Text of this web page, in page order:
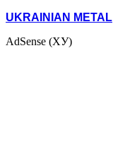
UKRAINIAN METAL
AdSense (ХУ)